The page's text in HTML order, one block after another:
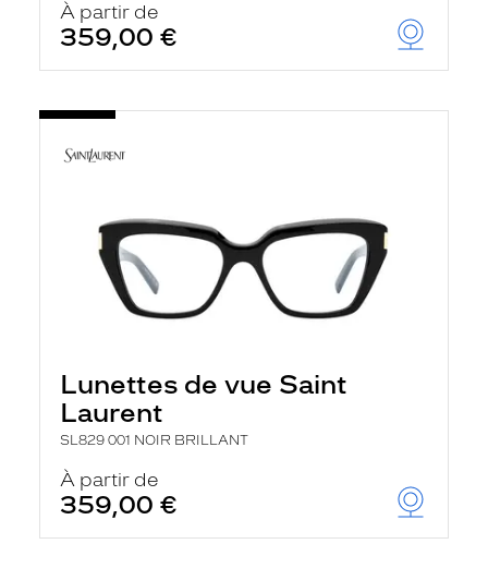
À partir de
359,00 €
Lunettes de vue Saint
Laurent
SL829 001 NOIR BRILLANT
À partir de
359,00 €